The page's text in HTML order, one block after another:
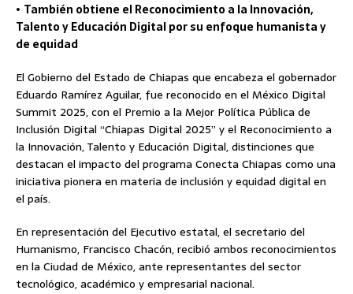
• También obtiene el Reconocimiento a la Innovación,
Talento y Educación Digital por su enfoque humanista y
de equidad
El Gobierno del Estado de Chiapas que encabeza el gobernador
Eduardo Ramírez Aguilar, fue reconocido en el México Digital
Summit 2025, con el Premio a la Mejor Política Pública de
Inclusión Digital “Chiapas Digital 2025” y el Reconocimiento a
la Innovación, Talento y Educación Digital, distinciones que
destacan el impacto del programa Conecta Chiapas como una
iniciativa pionera en materia de inclusión y equidad digital en
el país.
En representación del Ejecutivo estatal, el secretario del
Humanismo, Francisco Chacón, recibió ambos reconocimientos
en la Ciudad de México, ante representantes del sector
tecnológico, académico y empresarial nacional.